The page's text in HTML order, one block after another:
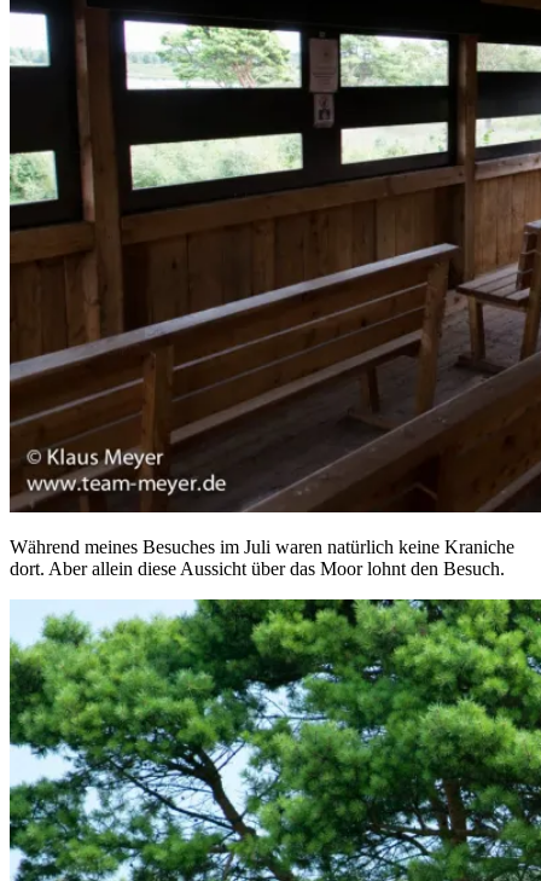
Während meines Besuches im Juli waren natürlich keine Kraniche
dort. Aber allein diese Aussicht über das Moor lohnt den Besuch.